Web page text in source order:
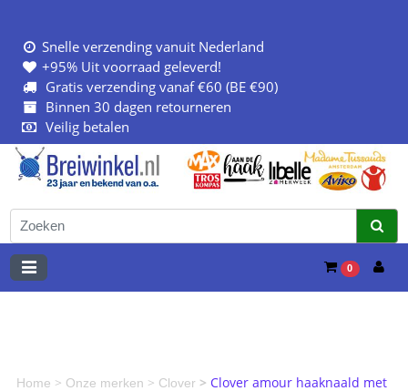
Snelle verzending vanuit Nederland
+95% Uit voorraad geleverd!
Gratis verzending vanaf €60 (BE €90)
Binnen 30 dagen retourneren
Veilig betalen
0
Home > Onze merken > Clover > Clover amour haaknaald met